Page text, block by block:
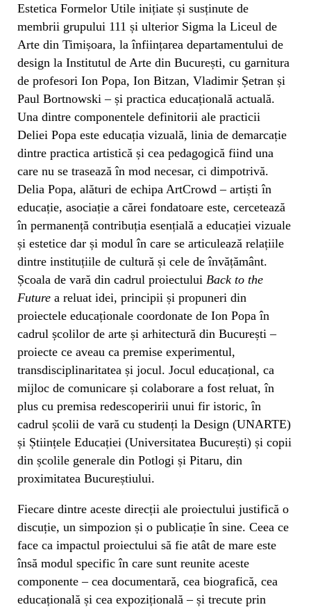
Estetica Formelor Utile inițiate și susținute de
membrii grupului 111 și ulterior Sigma la Liceul de
Arte din Timișoara, la înființarea departamentului de
design la Institutul de Arte din București, cu garnitura
de profesori Ion Popa, Ion Bitzan, Vladimir Șetran și
Paul Bortnowski – și practica educațională actuală.
Una dintre componentele definitorii ale practicii
Deliei Popa este educația vizuală, linia de demarcație
dintre practica artistică și cea pedagogică fiind una
care nu se trasează în mod necesar, ci dimpotrivă.
Delia Popa, alături de echipa ArtCrowd – artiști în
educație, asociație a cărei fondatoare este, cercetează
în permanență contribuția esențială a educației vizuale
și estetice dar și modul în care se articulează relațiile
dintre instituțiile de cultură și cele de învățământ.
Școala de vară din cadrul proiectului Back to the
Future a reluat idei, principii și propuneri din
proiectele educaționale coordonate de Ion Popa în
cadrul școlilor de arte și arhitectură din București –
proiecte ce aveau ca premise experimentul,
transdisciplinaritatea și jocul. Jocul educațional, ca
mijloc de comunicare și colaborare a fost reluat, în
plus cu premisa redescoperirii unui fir istoric, în
cadrul școlii de vară cu studenți la Design (UNARTE)
și Științele Educației (Universitatea București) și copii
din școlile generale din Potlogi și Pitaru, din
proximitatea Bucureștiului.
Fiecare dintre aceste direcții ale proiectului justifică o
discuție, un simpozion și o publicație în sine. Ceea ce
face ca impactul proiectului să fie atât de mare este
însă modul specific în care sunt reunite aceste
componente – cea documentară, cea biografică, cea
educațională și cea expozițională – și trecute prin